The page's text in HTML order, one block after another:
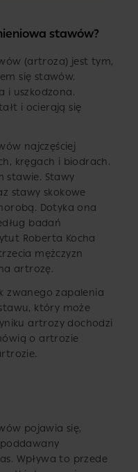
stawów?
(artroza) jest tym,
się stawów.
i uszkodzona.
i ocierają się
najczęściej
kręgach i biodrach.
stawie. Stawy
stawy skokowe
Dotyka ona
badań
Roberta Kocha
mężczyzn
artrozę.
zwanego zapalenia
który może
artrozy dochodzi
o artrozie
pojawia się,
Wpływa to przede